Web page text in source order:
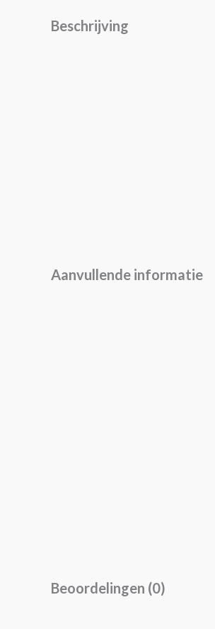
Beschrijving
Aanvullende informatie
Beoordelingen (0)